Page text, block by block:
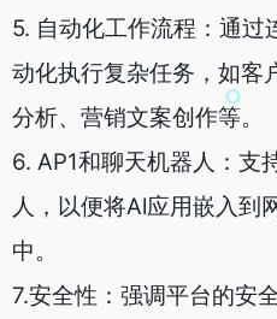
5. 自动化工作流程：通过
动化执行复杂任务，如客
分析、营销文案创作等。
6. AP1和聊天机器人：支
人，以便将Al应用嵌入到
中。
7.安全性：强调平台的安